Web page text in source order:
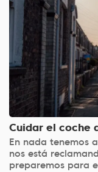
Cuidar el coche
En nada tenemos
nos está
preparemos para